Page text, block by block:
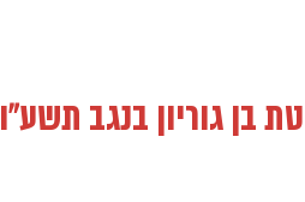
בן גוריון בנגב תשע"ו